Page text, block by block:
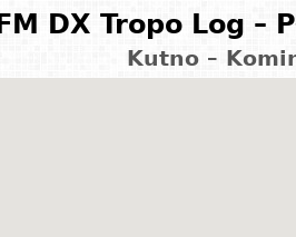
FM DX Tropo Log –
Kutno –